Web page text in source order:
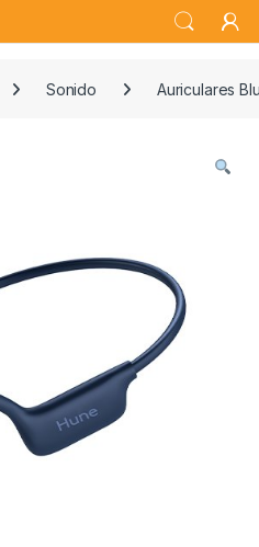
Sonido Auriculares